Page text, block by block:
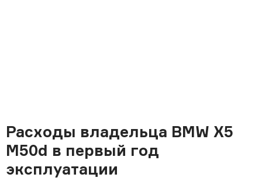
Расходы владельца BMW X5
M50d в первый год
эксплуатации